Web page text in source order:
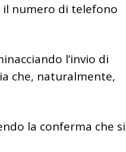
numero di telefono
l’invio di
che, naturalmente,
la conferma che si